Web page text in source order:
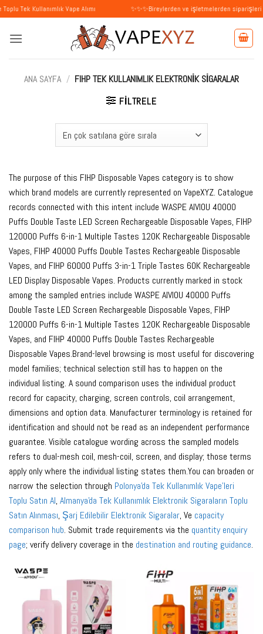
İçeriğe
atla
Vape Alımı ✨✨✨Bireylerden ve işletmelerden siparişleri kabul
ANA SAYFA / FIHP TEK KULLANIMLIK ELEKTRONIK SIGARALAR
FILTRELE
The purpose of this FIHP Disposable Vapes category is to show
which brand models are currently represented on VapeXYZ. Catalogue
records connected with this intent include WASPE AIVIOU 40000
Puffs Double Taste LED Screen Rechargeable Disposable Vapes, FIHP
120000 Puffs 6-in-1 Multiple Tastes 120K Rechargeable Disposable
Vapes, FIHP 40000 Puffs Double Tastes Rechargeable Disposable
Vapes, and FIHP 60000 Puffs 3-in-1 Triple Tastes 60K Rechargeable
LED Display Disposable Vapes. Products currently marked in stock
among the sampled entries include WASPE AIVIOU 40000 Puffs
Double Taste LED Screen Rechargeable Disposable Vapes, FIHP
120000 Puffs 6-in-1 Multiple Tastes 120K Rechargeable Disposable
Vapes, and FIHP 40000 Puffs Double Tastes Rechargeable
Disposable Vapes.Brand-level browsing is most useful for discovering
model families; technical selection still has to happen on the
individual listing. A sound comparison uses the individual product
record for capacity, charging, screen controls, coil arrangement,
dimensions and option data. Manufacturer terminology is retained for
identification and should not be read as an independent performance
guarantee. Visible catalogue wording across the sampled models
refers to dual-mesh coil, mesh-coil, screen, and display; those terms
apply only where the individual listing states them.You can broaden or
narrow the selection through Polonya'da Tek Kullanımlık Vape'leri
Toplu Satın Al, Almanya'da Tek Kullanımlık Elektronik Sigaraların Toplu
Satın Alınması, Şarj Edilebilir Elektronik Sigaralar, Ve capacity
comparison hub. Submit trade requirements via the quantity enquiry
page; verify delivery coverage in the destination and routing guidance.